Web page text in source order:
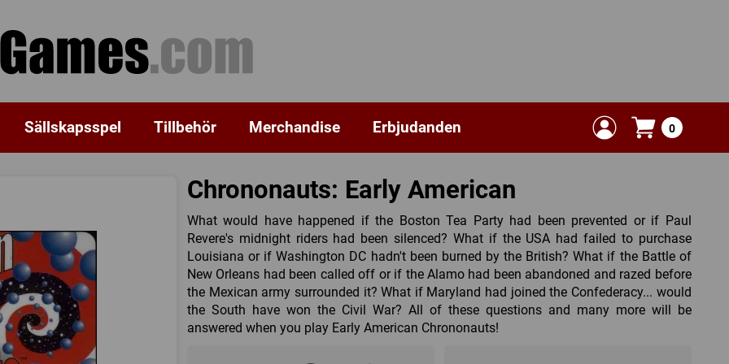
Sällskapsspel Tillbehör Merchandise Erbjudanden 0
Chrononauts: Early American
What would have happened if the Boston Tea Party had been prevented or if Paul
Revere's midnight riders had been silenced? What if the USA had failed to purchase
Louisiana or if Washington DC hadn't been burned by the British? What if the Battle of
New Orleans had been called off or if the Alamo had been abandoned and razed before
the Mexican army surrounded it? What if Maryland had joined the Confederacy... would
the South have won the Civil War? All of these questions and many more will be
answered when you play Early American Chrononauts!